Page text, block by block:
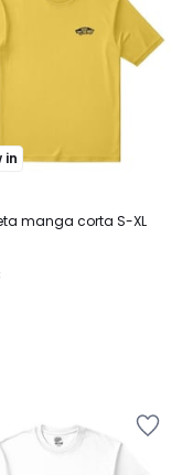
in
manga corta S-XL